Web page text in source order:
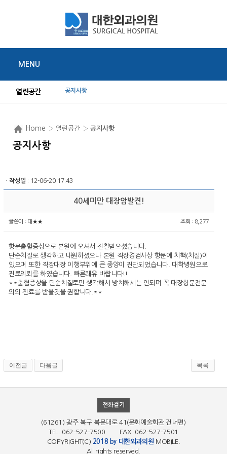
MENU
열린공간 공지사항
Home › 열린공간 › 공지사항
공지사항
ㆍ 작성일 : 12-06-20 17:43
40세미만 대장암발견!
글쓴이 : 대★★ 조회 : 8,277
항문출혈증상으로 본원에 오셔서 진찰받으셨습니다.
단순치질로 생각하고 내원하셨으나 본원 직장경검사상 항문에 치핵(치질)이
있으며 또한 직장대장 이행부위에 큰 종양이 진단되었습니다. 대학병원으로
진료의뢰를 하였습니다. 빠른쾌유 바랍니다!!
**출혈증상을 단순치질로만 생각해서 방치해서는 안되며 꼭 대장항문전문
의의 진료를 받을것을 권합니다.**
이전글 다음글 목록
전화걸기
(61261) 광주 북구 북문대로 41(문화예술회관 건너편)
TEL. 062-527-7500 FAX. 062-527-7501
COPYRIGHT(C) 2018 by 대한외과의원 MOBILE.
All rights reserved.